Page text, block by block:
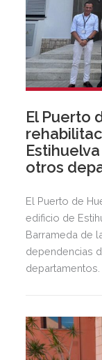
El Puerto
otros
El Puerto de
edificio de
Barrameda de
dependencias
departamentos.